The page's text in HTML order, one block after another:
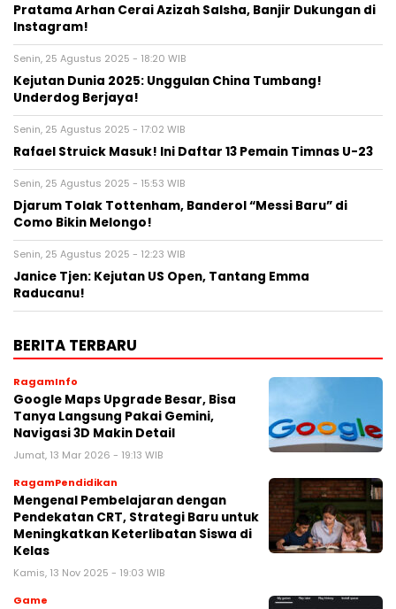
Pratama Arhan Cerai Azizah Salsha, Banjir Dukungan di
Instagram!
Senin, 25 Agustus 2025 - 18:20 WIB
Kejutan Dunia 2025: Unggulan China Tumbang!
Underdog Berjaya!
Senin, 25 Agustus 2025 - 17:02 WIB
Rafael Struick Masuk! Ini Daftar 13 Pemain Timnas U-23
Senin, 25 Agustus 2025 - 15:53 WIB
Djarum Tolak Tottenham, Banderol “Messi Baru” di
Como Bikin Melongo!
Senin, 25 Agustus 2025 - 12:23 WIB
Janice Tjen: Kejutan US Open, Tantang Emma
Raducanu!
BERITA TERBARU
RagamInfo
Google Maps Upgrade Besar, Bisa
Tanya Langsung Pakai Gemini,
Navigasi 3D Makin Detail
Jumat, 13 Mar 2026 - 19:13 WIB
RagamPendidikan
Mengenal Pembelajaran dengan
Pendekatan CRT, Strategi Baru untuk
Meningkatkan Keterlibatan Siswa di
Kelas
Kamis, 13 Nov 2025 - 19:03 WIB
Game